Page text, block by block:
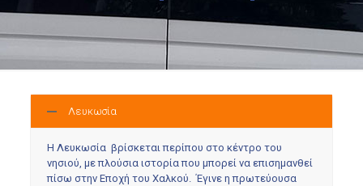
Λευκωσία
Η Λευκωσία βρίσκεται περίπου στο κέντρο του
νησιού, με πλούσια ιστορία που μπορεί να επισημανθεί
πίσω στην Εποχή του Χαλκού. Έγινε η πρωτεύουσα